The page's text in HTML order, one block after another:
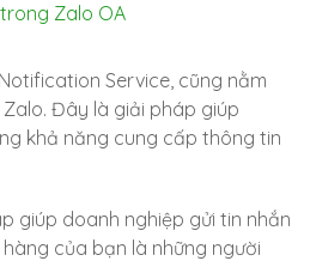
Zalo OA
Service, cũng nằm
Đây là giải pháp giúp
khả năng cung cấp thông tin
giúp doanh nghiệp gửi tin nhắn
của bạn là những người